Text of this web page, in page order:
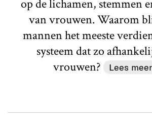
op de lichamen, stemmen
van vrouwen. Waarom
mannen het meeste
systeem dat zo
vrouwen?
Lees meer